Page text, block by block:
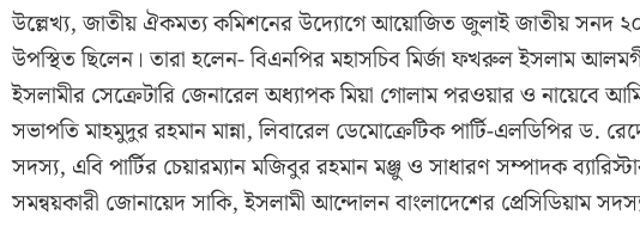
উল্লেখ্য, জাতীয় ঐকমত্য কমিশনের উদ্যোগে আয়োজিত জুলাই জাতীয় সনদ
উপস্থিত ছিলেন। তারা হলেন- বিএনপির মহাসচিব মির্জা ফখরুল ইসলাম
ইসলামীর সেক্রেটারি জেনারেল অধ্যাপক মিয়া গোলাম পরওয়ার ও নায়েবে
সভাপতি মাহমুদুর রহমান মান্না, লিবারেল ডেমোক্রেটিক পার্টি-এলডিপির ড.
সদস্য, এবি পার্টির চেয়ারম‍্যান মজিবুর রহমান মঞ্জু ও সাধারণ সম্পাদক
সমন্বয়কারী জোনায়েদ সাকি, ইসলামী আন্দোলন বাংলাদেশের